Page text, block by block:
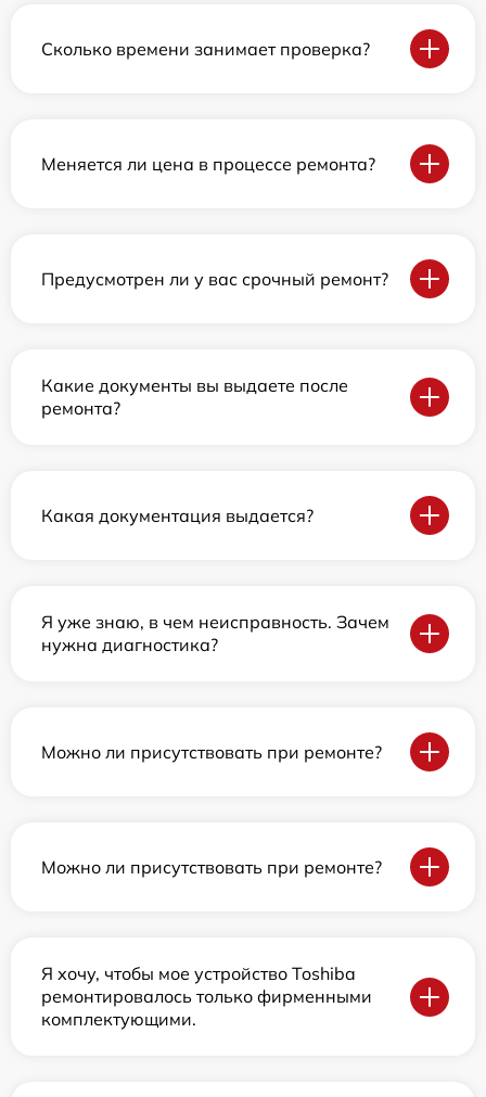
Сколько времени занимает проверка?
Меняется ли цена в процессе ремонта?
Предусмотрен ли у вас срочный ремонт?
Какие документы вы выдаете после
ремонта?
Какая документация выдается?
Я уже знаю, в чем неисправность. Зачем
нужна диагностика?
Можно ли присутствовать при ремонте?
Можно ли присутствовать при ремонте?
Я хочу, чтобы мое устройство Toshiba
ремонтировалось только фирменными
комплектующими.